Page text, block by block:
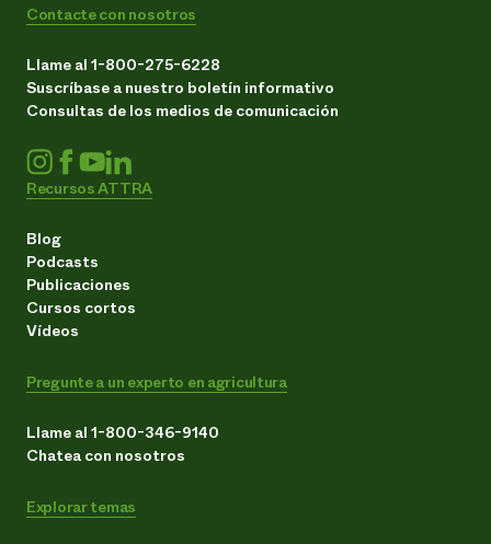
Contacte con nosotros
Llame al 1-800-275-6228
Suscríbase a nuestro boletín informativo
Consultas de los medios de comunicación
Recursos ATTRA
Blog
Podcasts
Publicaciones
Cursos cortos
Vídeos
Pregunte a un experto en agricultura
Llame al 1-800-346-9140
Chatea con nosotros
Explorar temas